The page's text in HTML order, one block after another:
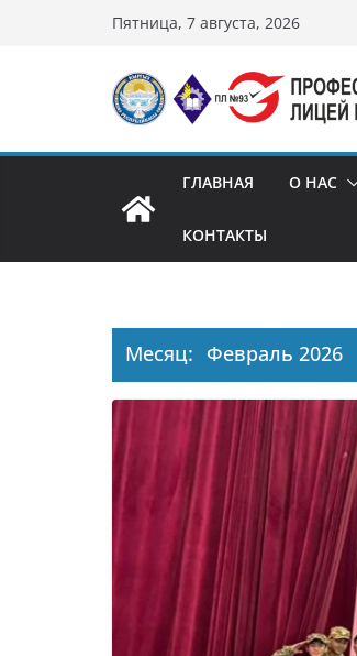
содержимому
Пятница, 7 августа, 2026
ГЛАВНАЯ О НАС
КОНТАКТЫ
Месяц: Февраль 2026